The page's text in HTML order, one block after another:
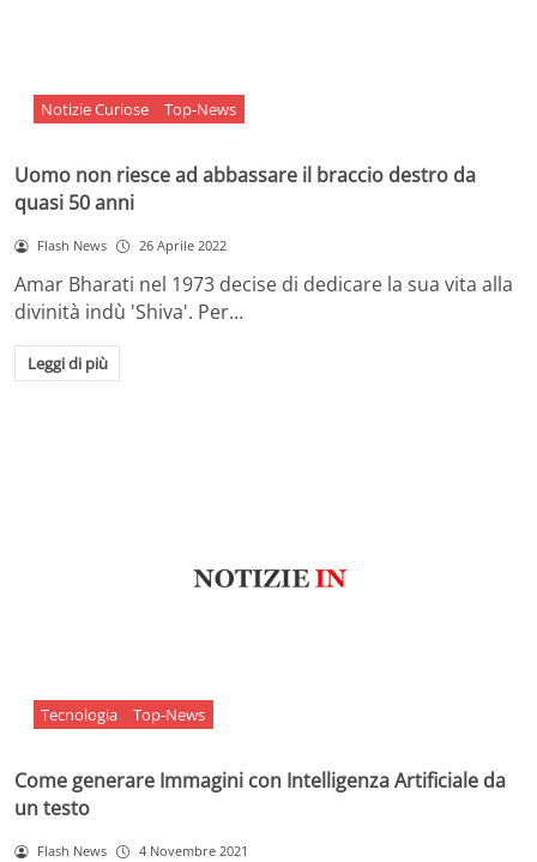
Notizie Curiose Top-News
Uomo non riesce ad abbassare il braccio destro da
quasi 50 anni
Flash News 26 Aprile 2022
Amar Bharati nel 1973 decise di dedicare la sua vita alla
divinità indù 'Shiva'. Per…
Leggi di più
Tecnologia Top-News
Come generare Immagini con Intelligenza Artificiale da
un testo
Flash News 4 Novembre 2021